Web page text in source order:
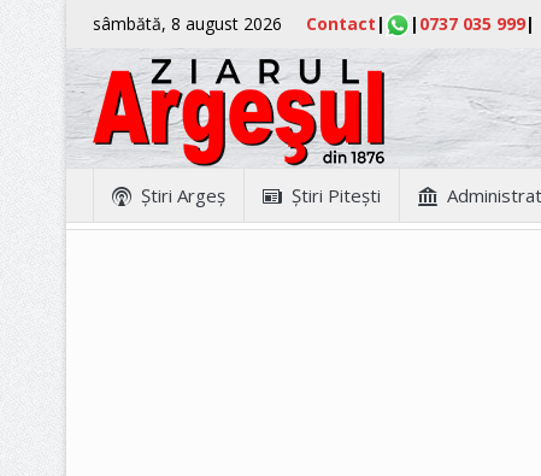
sâmbătă, 8 august 2026 Contact | | 0737 035 999|
Ştiri Argeş Ştiri Piteşti